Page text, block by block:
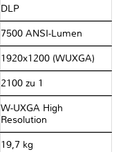
DLP
7500 ANSI-Lumen
1920x1200 (WUXGA)
2100 zu 1
W-UXGA High
Resolution
19,7 kg